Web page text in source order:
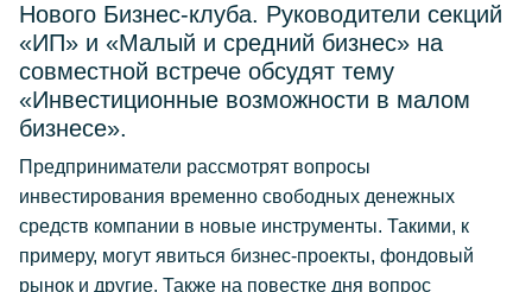
Нового Бизнес-клуба. Руководители секций
«ИП» и «Малый и средний бизнес» на
совместной встрече обсудят тему
«Инвестиционные возможности в малом
бизнесе».
Предприниматели рассмотрят вопросы
инвестирования временно свободных денежных
средств компании в новые инструменты. Такими, к
примеру, могут явиться бизнес-проекты, фондовый
рынок и другие. Также на повестке дня вопрос